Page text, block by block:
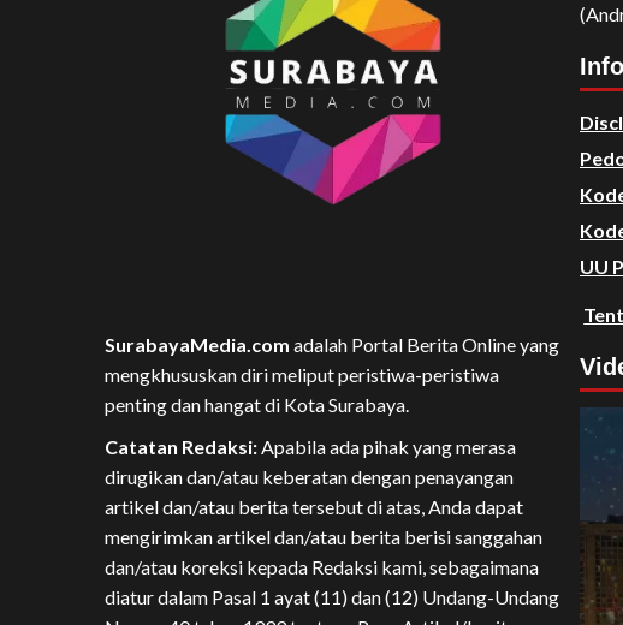
SurabayaMedia.com adalah Portal Berita Online yang
mengkhususkan diri meliput peristiwa-peristiwa
penting dan hangat di Kota Surabaya.
Catatan Redaksi:Apabila ada pihak yang merasa
dirugikan dan/atau keberatan dengan penayangan
artikel dan/atau berita tersebut di atas, Anda dapat
mengirimkan artikel dan/atau berita berisi sanggahan
dan/atau koreksi kepada Redaksi kami, sebagaimana
diatur dalam Pasal 1 ayat (11) dan (12) Undang-Undang
UU
Video
Player